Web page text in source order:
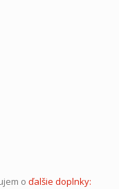
o ďalšie doplnky: